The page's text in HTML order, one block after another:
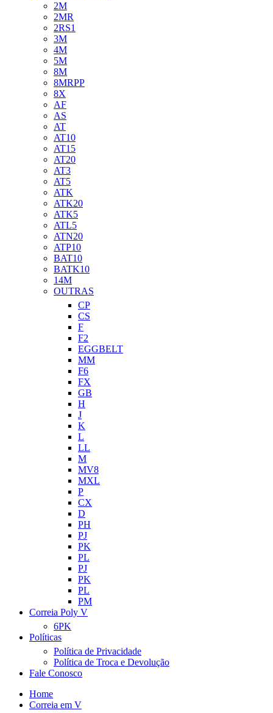
2M
2MR
2RS1
3M
4M
5M
8M
8MRPP
8X
AF
AS
AT
AT10
AT15
AT20
AT3
AT5
ATK
ATK20
ATK5
ATL5
ATN20
ATP10
BAT10
BATK10
14M
OUTRAS
CP
CS
F
F2
EGGBELT
MM
F6
FX
GB
H
J
K
L
LL
M
MV8
MXL
P
CX
D
PH
PJ
PK
PL
PJ
PK
PL
PM
Correia Poly V
6PK
Políticas
Política de Privacidade
Política de Troca e Devolução
Fale Conosco
Home
Correia em V